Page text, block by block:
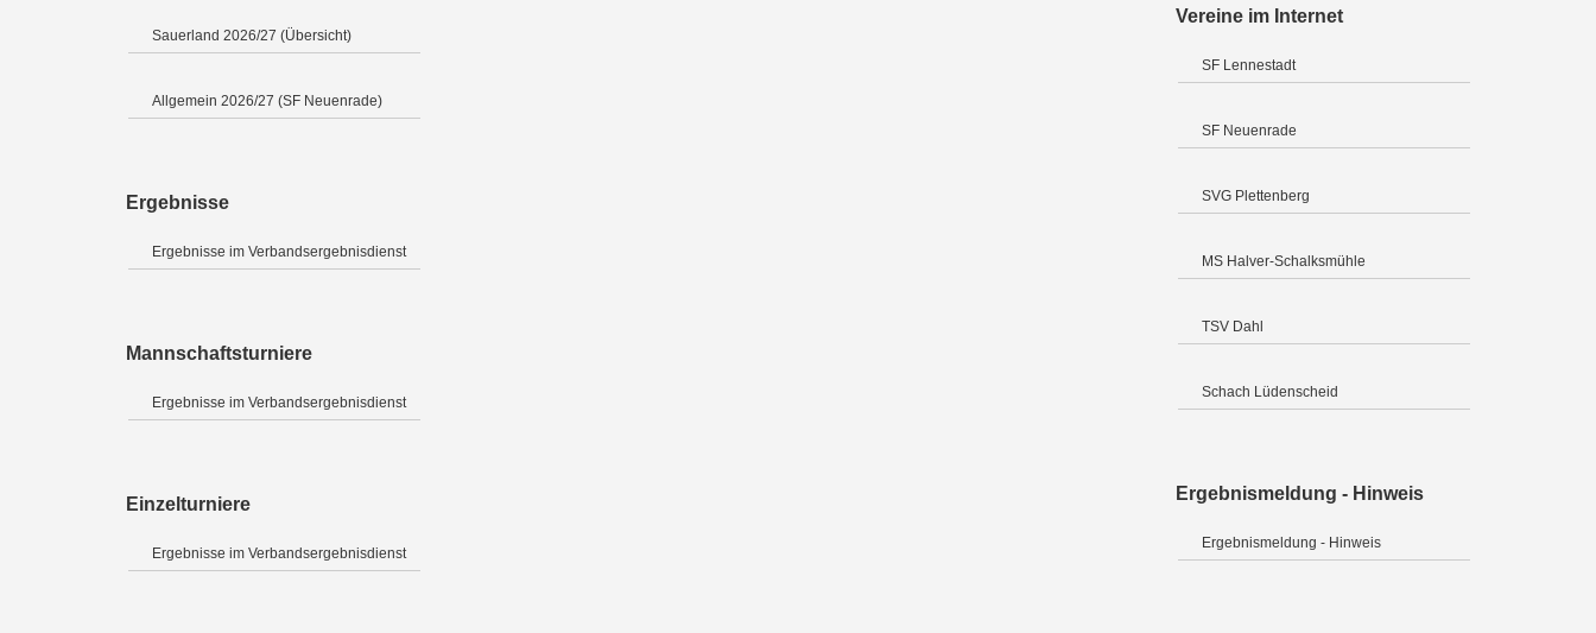
Sauerland 2026/27 (Übersicht)
Allgemein 2026/27 (SF Neuenrade)
Ergebnisse
Ergebnisse im Verbandsergebnisdienst
Mannschaftsturniere
Ergebnisse im Verbandsergebnisdienst
Einzelturniere
Ergebnisse im Verbandsergebnisdienst
Vereine im Internet
SF Lennestadt
SF Neuenrade
SVG Plettenberg
MS Halver-Schalksmühle
TSV Dahl
Schach Lüdenscheid
Ergebnismeldung - Hinweis
Ergebnismeldung - Hinweis